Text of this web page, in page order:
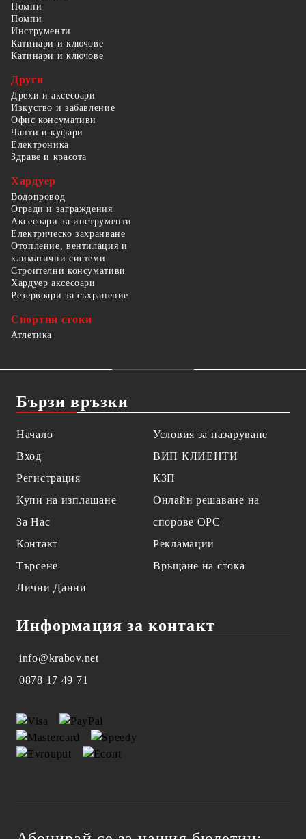
Помпи
Помпи
Инструменти
Катинари и ключове
Катинари и ключове
Други
Дрехи и аксесоари
Изкуство и забавление
Офис консумативи
Чанти и куфари
Електроника
Здраве и красота
Хардуер
Водопровод
Огради и заграждения
Аксесоари за инструменти
Електрическо захранване
Отопление, вентилация и
климатични системи
Строителни консумативи
Хардуер аксесоари
Резервоари за съхранение
Спортни стоки
Атлетика
Бързи връзки
Начало
Вход
Регистрация
Купи на изплащане
За Нас
Контакт
Търсене
Лични Данни
Условия за пазаруване
ВИП КЛИЕНТИ
КЗП
Онлайн решаване на
спорове OPC
Рекламации
Връщане на стока
Информация за контакт
info@krabov.net
0878 17 49 71